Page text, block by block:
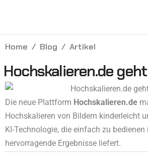
springen
Home
Blog Artikel
Hochskalieren.de
Die neue Plattform Hochskalieren.de
Hochskalieren von Bildern kinderleicht
KI-Technologie, die einfach zu bedienen
hervorragende Ergebnisse liefert.